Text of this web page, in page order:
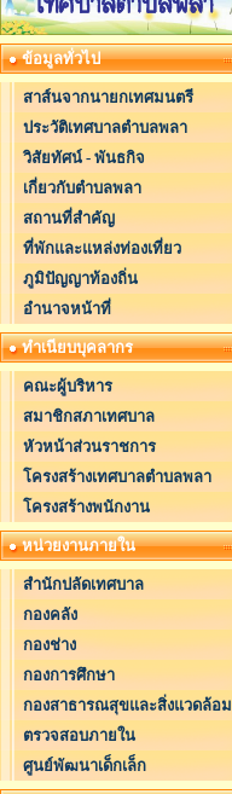
ข้อมูลทั่วไป
สาส์นจากนายกเทศมนตรี
ประวัติเทศบาลตำบลพลา
วิสัยทัศน์ - พันธกิจ
เกี่ยวกับตำบลพลา
สถานที่สำคัญ
ที่พักและแหล่งท่องเที่ยว
ภูมิปัญญาท้องถิ่น
อำนาจหน้าที่
ทำเนียบบุคลากร
คณะผู้บริหาร
สมาชิกสภาเทศบาล
หัวหน้าส่วนราชการ
โครงสร้างเทศบาลตำบลพลา
โครงสร้างพนักงาน
หน่วยงานภายใน
สำนักปลัดเทศบาล
กองคลัง
กองช่าง
กองการศึกษา
กองสาธารณสุขและสิ่งแวดล้อม
ตรวจสอบภายใน
ศูนย์พัฒนาเด็กเล็ก